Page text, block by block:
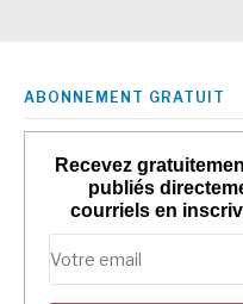
ABONNEMENT GRATUIT
Recevez
publiés
courriels en